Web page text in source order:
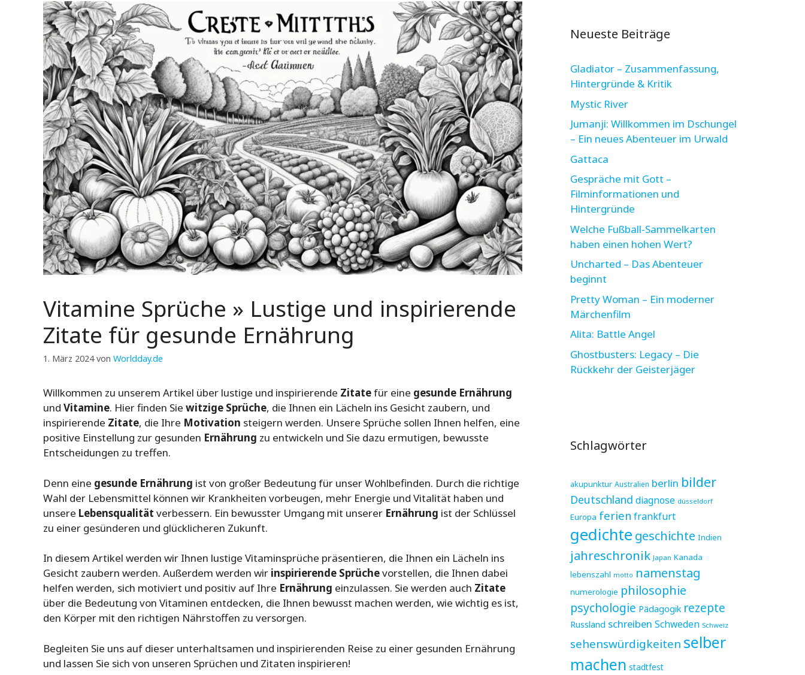
Vitamine Sprüche » Lustige und inspirierende
Zitate für gesunde Ernährung
1. März 2024 von Worldday.de
Willkommen zu unserem Artikel über lustige und inspirierende Zitatefür eine gesunde Ernährung
und Vitamine. Hier finden Sie witzige Sprüche, die Ihnen ein Lächeln ins Gesicht zaubern, und
inspirierende Zitate, die Ihre Motivation steigern werden. Unsere Sprüche sollen Ihnen helfen, eine
positive Einstellung zur gesunden Ernährung zu entwickeln und Sie dazu ermutigen, bewusste
Entscheidungen zu treffen.
Denn eine gesunde Ernährung ist von großer Bedeutung für unser Wohlbefinden. Durch die richtige
Wahl der Lebensmittel können wir Krankheiten vorbeugen, mehr Energie und Vitalität haben und
unsere Lebensqualität verbessern. Ein bewusster Umgang mit unserer Ernährung ist der Schlüssel
zu einer gesünderen und glücklicheren Zukunft.
In diesem Artikel werden wir Ihnen lustige Vitaminsprüche präsentieren, die Ihnen ein Lächeln ins
Gesicht zaubern werden. Außerdem werden wir inspirierende Sprüchevorstellen, die Ihnen dabei
helfen werden, sich motiviert und positiv auf Ihre Ernährung einzulassen. Sie werden auch Zitate
über die Bedeutung von Vitaminen entdecken, die Ihnen bewusst machen werden, wie wichtig es ist,
den Körper mit den richtigen Nährstoffen zu versorgen.
Begleiten Sie uns auf dieser unterhaltsamen und inspirierenden Reise zu einer gesunden Ernährung
und lassen Sie sich von unseren Sprüchen und Zitaten inspirieren!
Neueste Beiträge
Gladiator – Zusammenfassung,
Hintergründe & Kritik
Mystic River
Jumanji: Willkommen im Dschungel
– Ein neues Abenteuer im Urwald
Gattaca
Gespräche mit Gott –
Filminformationen und
Hintergründe
Welche Fußball-Sammelkarten
haben einen hohen Wert?
Uncharted – Das Abenteuer
beginnt
Pretty Woman – Ein moderner
Märchenfilm
Alita: Battle Angel
Ghostbusters: Legacy – Die
Rückkehr der Geisterjäger
Schlagwörter
akupunktur Australien berlin bilder
Deutschland diagnose düsseldorf
Europa ferien frankfurt
gedichte geschichte Indien
jahreschronik Japan Kanada
lebenszahl motto namenstag
numerologie philosophie
psychologie Pädagogik rezepte
Russland schreiben Schweden Schweiz
sehenswürdigkeiten selber
machen stadtfest